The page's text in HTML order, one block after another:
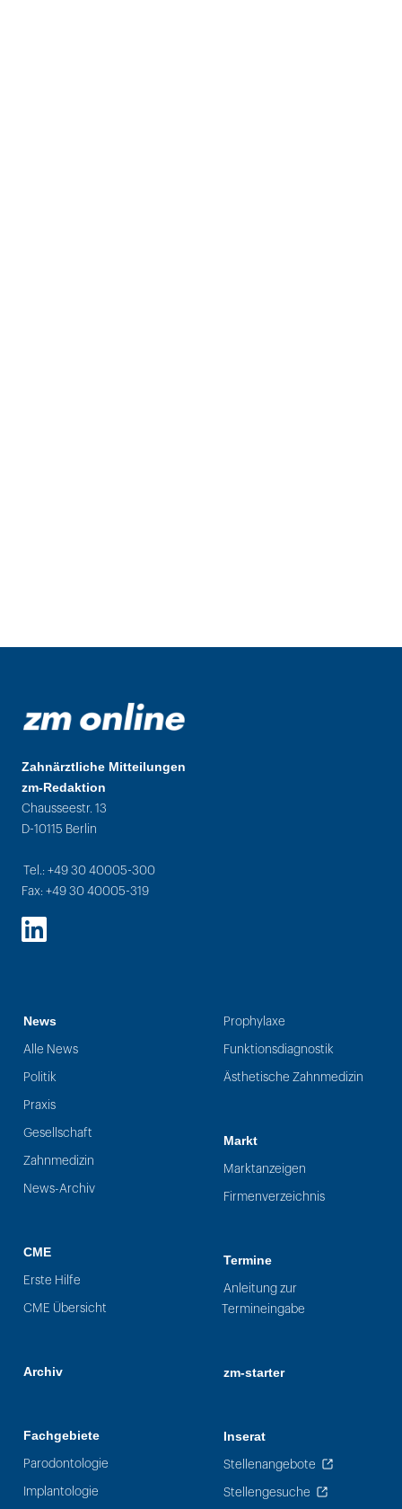
Zahnärztliche Mitteilungen
zm-Redaktion
Chausseestr. 13
D-10115 Berlin
Tel.: +49 30 40005-300
Fax: +49 30 40005-319
LinkedIn
News
Alle News
Politik
Praxis
Gesellschaft
Zahnmedizin
News-Archiv
CME
Erste Hilfe
CME Übersicht
Archiv
Fachgebiete
Parodontologie
Implantologie
Prophylaxe
Funktionsdiagnostik
Ästhetische Zahnmedizin
Markt
Marktanzeigen
Firmenverzeichnis
Termine
Anleitung zur
Termineingabe
zm-starter
Inserat
Stellenangebote
Stellengesuche